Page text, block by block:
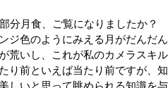
分月食、ご覧になりましたか？
ジ色のようにみえる月がだんだ
荒いし、これが私のカメラスキ
り前といえば当たり前ですが、
しいと思って眺められる知識を